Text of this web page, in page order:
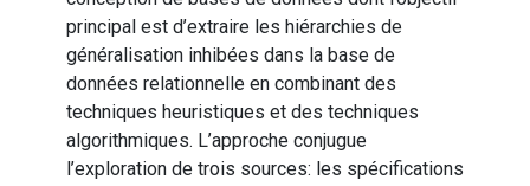
principal est d’extraire les hiérarchies de
généralisation inhibées dans la base de
données relationnelle en combinant des
techniques heuristiques et des techniques
algorithmiques. L’approche conjugue
l’exploration de trois sources: les spécifications